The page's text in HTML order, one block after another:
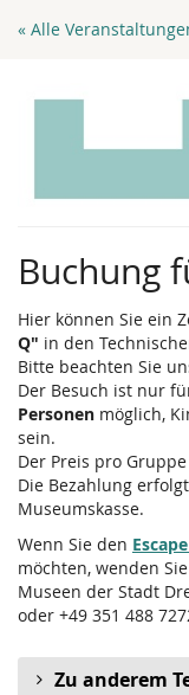
Zum
« Alle
Buchung
Hier können Sie ein
Q" in den
Bitte beachten Sie
Der Besuch ist nur
Personen möglich,
sein.
Der Preis pro
Die Bezahlung
Museumskasse.
Wenn Sie den
möchten, wenden
Museen der Stadt
oder +49 351 488
Zu anderem